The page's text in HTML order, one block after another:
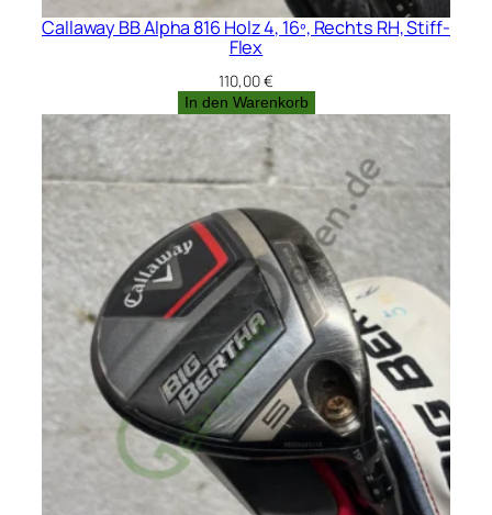
Callaway BB Alpha 816 Holz 4, 16º, Rechts RH, Stiff-
Flex
110,00€
In den Warenkorb